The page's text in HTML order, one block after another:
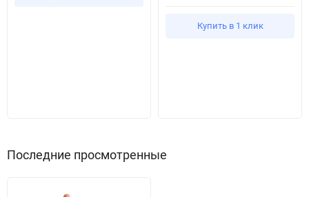
Купить в 1 клик
Последние просмотренные